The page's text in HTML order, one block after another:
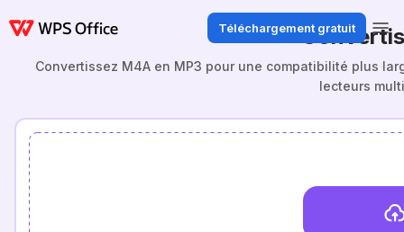
Téléchargement gratuit
Convertissez M4A en MP3 pour une compatibilité plus
lecteurs